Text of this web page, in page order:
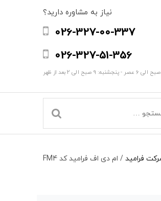
نیاز به مشاوره دارید؟
026-327-00-337
026-327-51-356
فرامید / ام دی اف فرامید کد FM4